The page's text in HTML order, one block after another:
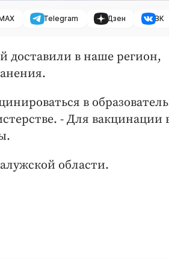
Telegram Дзен ВК
доставили в наше регион,
в
- Для вакцинации
области.